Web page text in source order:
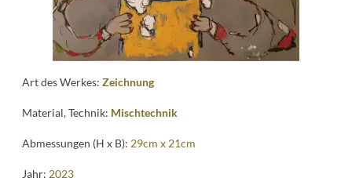
Art des Werkes:Zeichnung
Material, Technik: Mischtechnik
Abmessungen (H x B): 29cm x 21cm
Jahr: 2023